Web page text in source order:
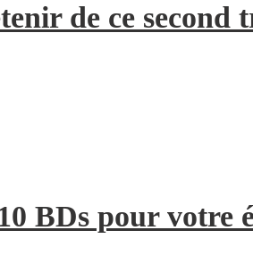
de ce second
BDs pour votre